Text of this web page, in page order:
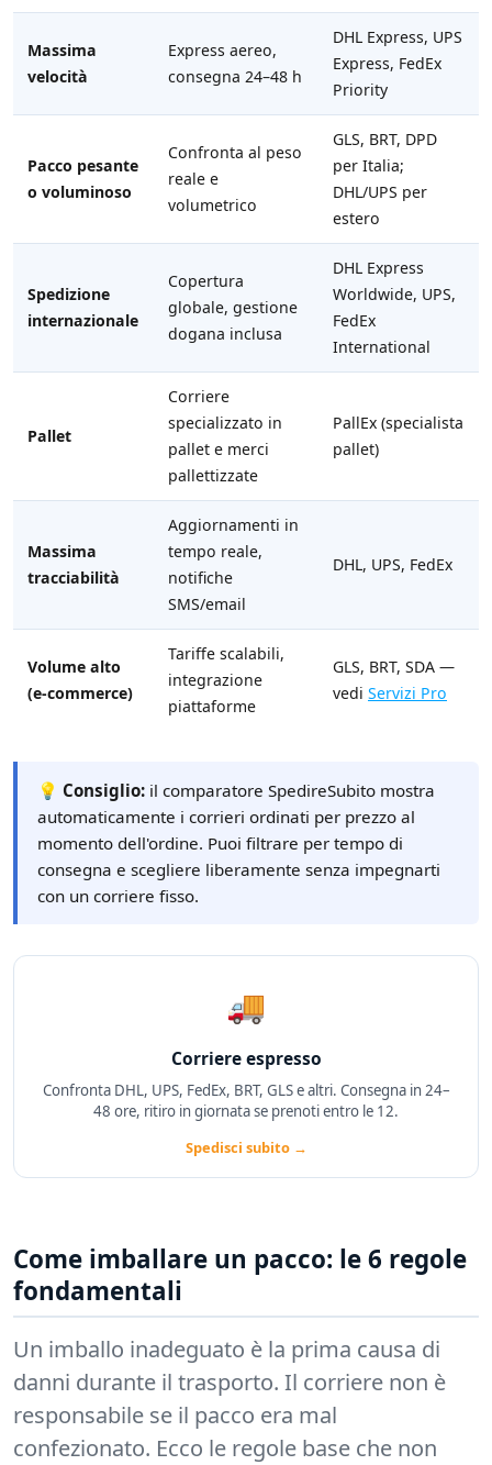
Massima
velocità
Express aereo,
consegna 24–48 h
DHL Express, UPS
Express, FedEx
Priority
Pacco pesante
o voluminoso
Confronta al peso
reale e
volumetrico
GLS, BRT, DPD
per Italia;
DHL/UPS per
estero
Spedizione
internazionale
Copertura
globale, gestione
dogana inclusa
DHL Express
Worldwide, UPS,
FedEx
International
Pallet
Corriere
specializzato in
pallet e merci
pallettizzate
PallEx (specialista
pallet)
Massima
tracciabilità
Aggiornamenti in
tempo reale,
notifiche
SMS/email
DHL, UPS, FedEx
Volume alto
(e-commerce)
Tariffe scalabili,
integrazione
piattaforme
GLS, BRT, SDA —
vedi Servizi Pro
💡 Consiglio: il comparatore SpedireSubito mostra
automaticamente i corrieri ordinati per prezzo al
momento dell'ordine. Puoi filtrare per tempo di
consegna e scegliere liberamente senza impegnarti
con un corriere fisso.
🚚
Corriere espresso
Confronta DHL, UPS, FedEx, BRT, GLS e altri. Consegna in 24–
48 ore, ritiro in giornata se prenoti entro le 12.
Spedisci subito →
Come imballare un pacco: le 6 regole
fondamentali
Un imballo inadeguato è la prima causa di
danni durante il trasporto. Il corriere non è
responsabile se il pacco era mal
confezionato. Ecco le regole base che non